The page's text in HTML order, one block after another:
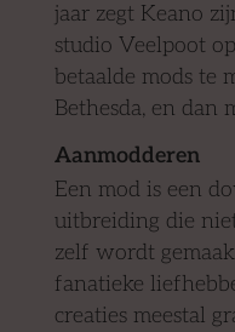
jaar zegt Keano
studio Veelpoot
betaalde mods te
Bethesda, en dan
Aanmodderen
Een mod is een
uitbreiding die
zelf wordt
fanatieke
creaties meestal